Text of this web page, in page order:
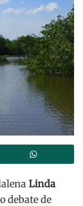
Linda
debate de